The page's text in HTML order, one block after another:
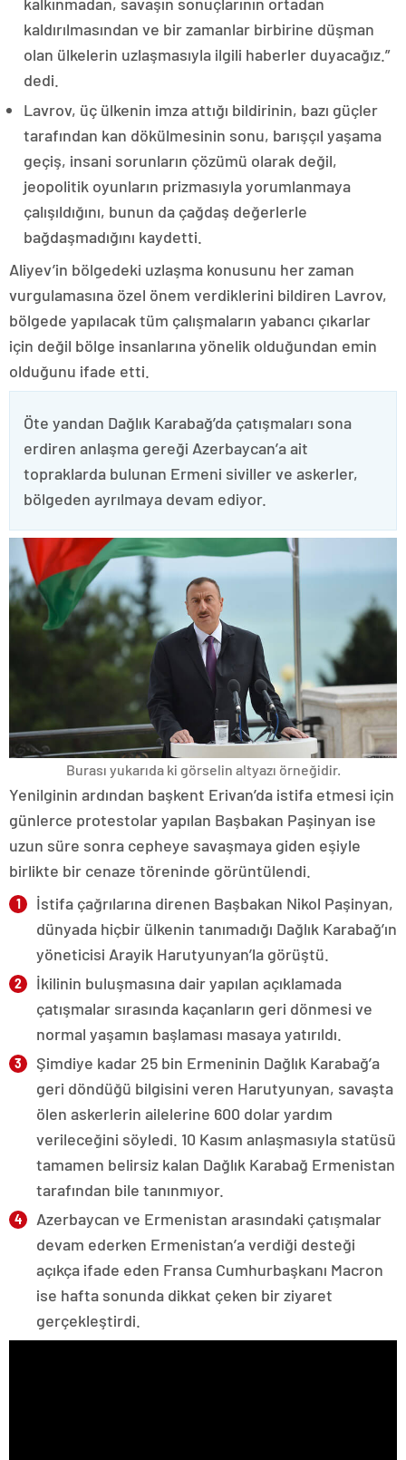
kaldırılmasından ve bir zamanlar birbirine düşman
olan ülkelerin uzlaşmasıyla ilgili haberler duyacağız.”
dedi.
Lavrov, üç ülkenin imza attığı bildirinin, bazı güçler
tarafından kan dökülmesinin sonu, barışçıl yaşama
geçiş, insani sorunların çözümü olarak değil,
jeopolitik oyunların prizmasıyla yorumlanmaya
çalışıldığını, bunun da çağdaş değerlerle
bağdaşmadığını kaydetti.
Aliyev’in bölgedeki uzlaşma konusunu her zaman
vurgulamasına özel önem verdiklerini bildiren Lavrov,
bölgede yapılacak tüm çalışmaların yabancı çıkarlar
için değil bölge insanlarına yönelik olduğundan emin
olduğunu ifade etti.
Öte yandan Dağlık Karabağ’da çatışmaları sona
erdiren anlaşma gereği Azerbaycan’a ait
topraklarda bulunan Ermeni siviller ve askerler,
bölgeden ayrılmaya devam ediyor.
Burası yukarıda ki görselin altyazı örneğidir.
Yenilginin ardından başkent Erivan’da istifa etmesi için
günlerce protestolar yapılan Başbakan Paşinyan ise
uzun süre sonra cepheye savaşmaya giden eşiyle
birlikte bir cenaze töreninde görüntülendi.
İstifa çağrılarına direnen Başbakan Nikol Paşinyan,
dünyada hiçbir ülkenin tanımadığı Dağlık Karabağ’ın
yöneticisi Arayik Harutyunyan’la görüştü.
İkilinin buluşmasına dair yapılan açıklamada
çatışmalar sırasında kaçanların geri dönmesi ve
normal yaşamın başlaması masaya yatırıldı.
Şimdiye kadar 25 bin Ermeninin Dağlık Karabağ’a
geri döndüğü bilgisini veren Harutyunyan, savaşta
ölen askerlerin ailelerine 600 dolar yardım
verileceğini söyledi. 10 Kasım anlaşmasıyla statüsü
tamamen belirsiz kalan Dağlık Karabağ Ermenistan
tarafından bile tanınmıyor.
Azerbaycan ve Ermenistan arasındaki çatışmalar
devam ederken Ermenistan’a verdiği desteği
açıkça ifade eden Fransa Cumhurbaşkanı Macron
ise hafta sonunda dikkat çeken bir ziyaret
gerçekleştirdi.